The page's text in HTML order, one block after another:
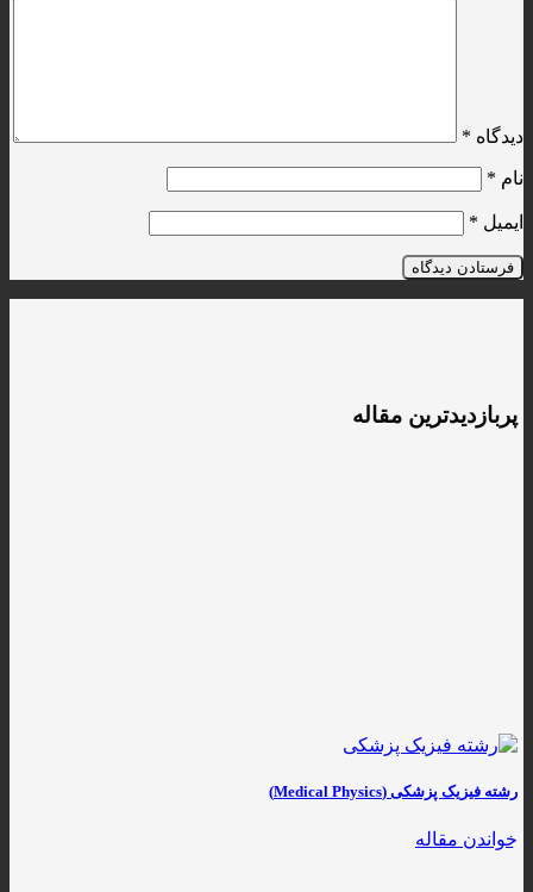
دیدگاه *
نام *
ایمیل *
پربازدیدترین مقاله
رشته فیزیک پزشکی (Medical Physics)
خواندن مقاله